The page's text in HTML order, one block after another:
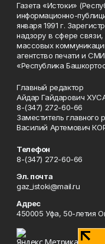
Газета «Истоки»
информационно-
января 1991 г.
надзору в сфере
массовых
агентство печати и
«Республика
Главный редактор
Айдар Гайдарович
8-(347) 272-60-66
Заместитель главного
Василий Артемович
Телефон
8-(347) 272-60-66
Эл. почта
gaz_istoki@mail.ru
Адрес
450005 Уфа, 50-летия